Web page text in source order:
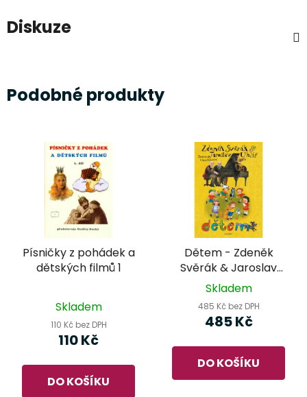
Diskuze
Podobné produkty
Písničky z pohádek a
dětských filmů 1
hodnocení
produktu
2,0
z
Skladem
110 Kč bez DPH
110 Kč
DO KOŠÍKU
Dětem - Zdeněk
Svěrák & Jaroslav
Uhlíř
Skladem
485 Kč bez DPH
485 Kč
DO KOŠÍKU